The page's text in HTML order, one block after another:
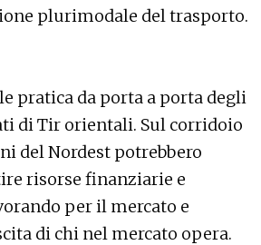
plurimodale del trasporto.
pratica da porta a porta degli
di Tir orientali. Sul corridoio
del Nordest potrebbero
risorse finanziarie e
per il mercato e
di chi nel mercato opera.